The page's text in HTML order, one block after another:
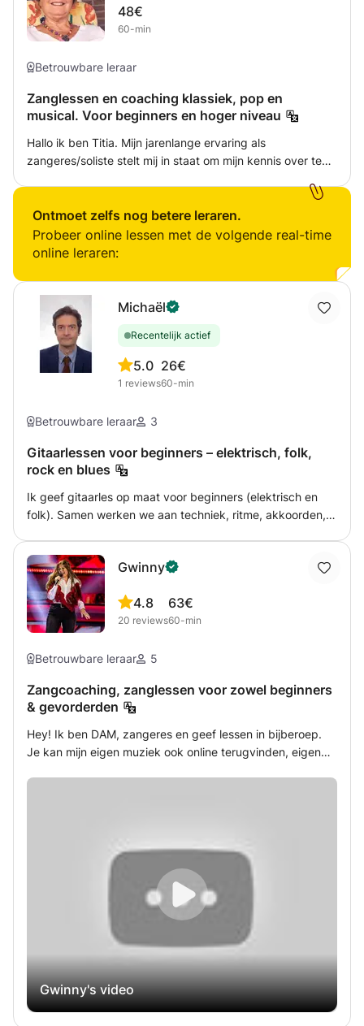
48€
60-min
Betrouwbare leraar
Zanglessen en coaching klassiek, pop en
musical. Voor beginners en hoger niveau
Hallo ik ben Titia. Mijn jarenlange ervaring als
zangeres/soliste stelt mij in staat om mijn kennis over te
beginners en gevorderde zangers. Genre klassiek maar
ook pop en musical. De lessen zijn in een ontspannen
sfeer bij mij thuis. Geen angst, maar gewoon leuk en
gezellig. Ik heb jarenlang een zangschool gehad maar nu
Ontmoet zelfs nog betere leraren.
Probeer online lessen met de volgende real-time
online leraren:
Michaël
Recentelijk actief
5.0
1 reviews
26€
60-min
Betrouwbare leraar 3
Gitaarlessen voor beginners – elektrisch, folk,
rock en blues
Ik geef gitaarles op maat voor beginners (elektrisch en
folk). Samen werken we aan techniek, ritme, akkoorden,
echte muziek: leren door te spelen, snel vooruitgang
boeken en plezier hebben in elke fase. Stijlen die aan bod
komen: rock, blues en akoestische begeleiding. De
cursussen zijn beschikbaar in het Frans of Engels.
Gwinny
4.8
20 reviews
63€
60-min
Betrouwbare leraar 5
Zangcoaching, zanglessen voor zowel beginners
& gevorderden
Hey! Ik ben DAM, zangeres en geef lessen in bijberoep.
Je kan mijn eigen muziek ook online terugvinden, eigen
afgestudeerd als leerkracht muzikale opvoeding in 2015.
Bij mij kan je terecht voor het leren van notenleer,
zangtechnieken, podiumskills, en nog zoveel meer. Laat
maar gerust weten waar je mee aan de slag wilt, en we
vliegen er meteen in! Muzikale groeten, DAM VAN
Gwinny's video